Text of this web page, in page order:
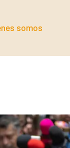
somos